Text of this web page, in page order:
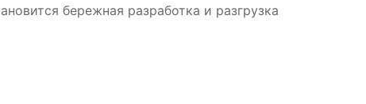
бережная разработка и разгрузка